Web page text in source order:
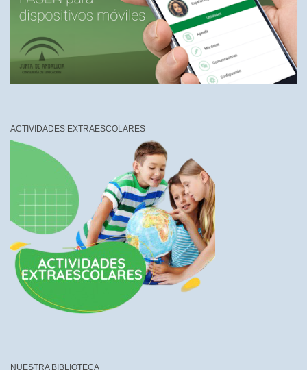
ACTIVIDADES EXTRAESCOLARES
NUESTRA BIBLIOTECA